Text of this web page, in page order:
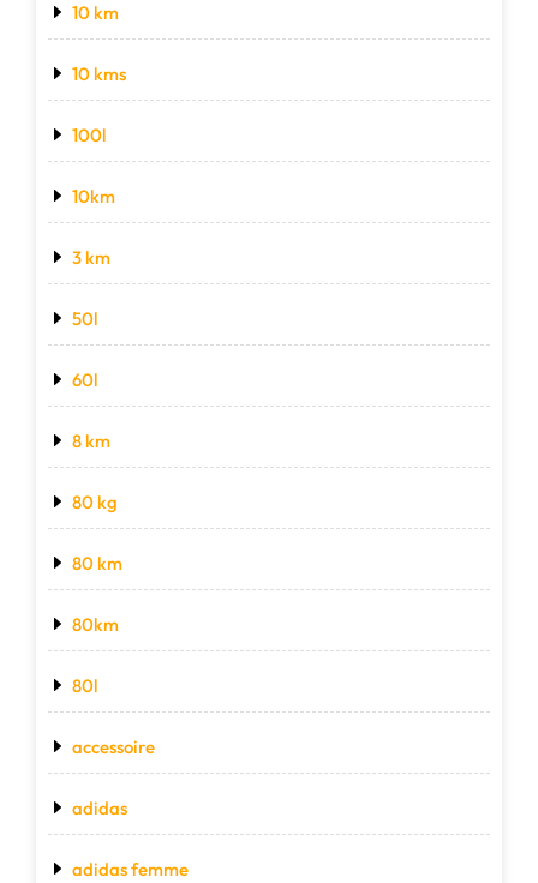
10 km
10 kms
100l
10km
3 km
50l
60l
8 km
80 kg
80 km
80km
80l
accessoire
adidas
adidas femme